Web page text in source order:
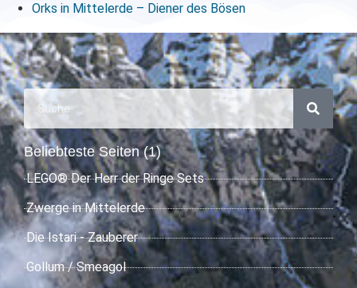
Orks in Mittelerde – Diener des Bösen
Beliebteste Seiten (1)
LEGO® Der Herr der Ringe Sets
Zwerge in Mittelerde
Die Istari - Zauberer
Gollum / Smeagol